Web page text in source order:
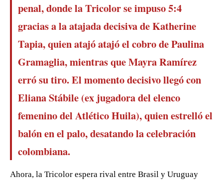
penal, donde la Tricolor se impuso 5:4
gracias a la atajada decisiva de Katherine
Tapia, quien atajó atajó el cobro de Paulina
Gramaglia, mientras que Mayra Ramírez
erró su tiro. El momento decisivo llegó con
Eliana Stábile (ex jugadora del elenco
femenino del Atlético Huila), quien estrelló el
balón en el palo, desatando la celebración
colombiana.
Ahora, la Tricolor espera rival entre Brasil y Uruguay